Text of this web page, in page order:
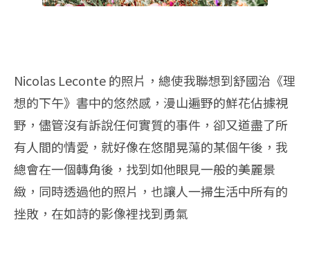
Nicolas Leconte 的照片，總使我聯想到舒國治《理
想的下午》書中的悠然感，漫山遍野的鮮花佔據視
野，儘管沒有訴說任何實質的事件，卻又道盡了所
有人間的情愛，就好像在悠閒晃蕩的某個午後，我
總會在一個轉角後，找到如他眼見一般的美麗景
緻，同時透過他的照片，也讓人一掃生活中所有的
挫敗，在如詩的影像裡找到勇氣